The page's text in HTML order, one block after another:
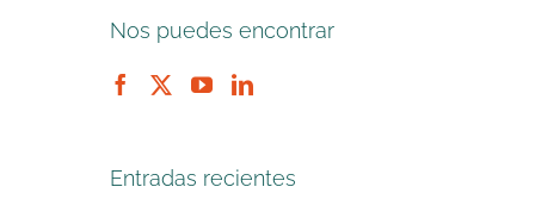
Nos puedes encontrar
Entradas recientes